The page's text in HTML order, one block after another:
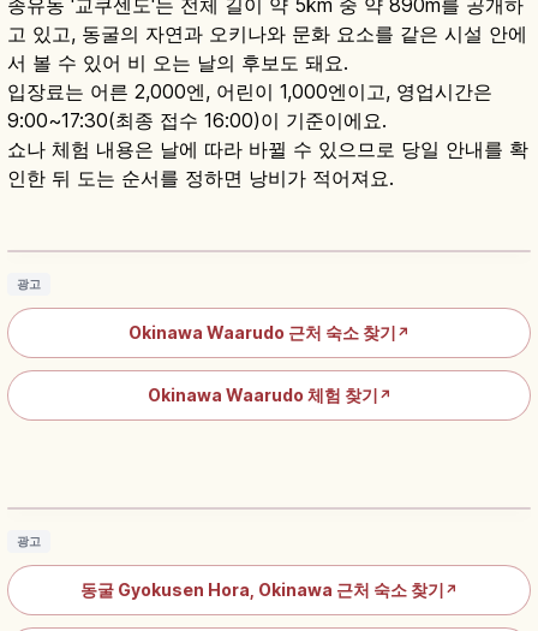
고 있고, 동굴의 자연과 오키나와 문화 요소를 같은 시설 안에
서 볼 수 있어 비 오는 날의 후보도 돼요.
입장료는 어른 2,000엔, 어린이 1,000엔이고, 영업시간은
9:00~17:30(최종 접수 16:00)이 기준이에요.
쇼나 체험 내용은 날에 따라 바뀔 수 있으므로 당일 안내를 확
인한 뒤 도는 순서를 정하면 낭비가 적어져요.
광고
Okinawa Waarudo 근처 숙소 찾기 ↗
Okinawa Waarudo 체험 찾기 ↗
광고
동굴 Gyokusen Hora, Okinawa 근처 숙소 찾기 ↗